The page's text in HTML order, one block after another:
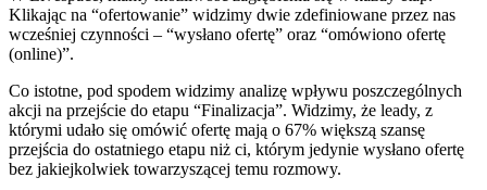
Klikając na “ofertowanie” widzimy dwie zdefiniowane przez nas
wcześniej czynności – “wysłano ofertę” oraz “omówiono ofertę
(online)”.
Co istotne, pod spodem widzimy analizę wpływu poszczególnych
akcji na przejście do etapu “Finalizacja”. Widzimy, że leady, z
którymi udało się omówić ofertę mają o 67% większą szansę
przejścia do ostatniego etapu niż ci, którym jedynie wysłano ofertę
bez jakiejkolwiek towarzyszącej temu rozmowy.